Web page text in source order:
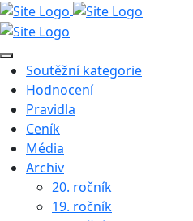
Soutěžní kategorie
Hodnocení
Pravidla
Ceník
Média
Archiv
20. ročník
19. ročník